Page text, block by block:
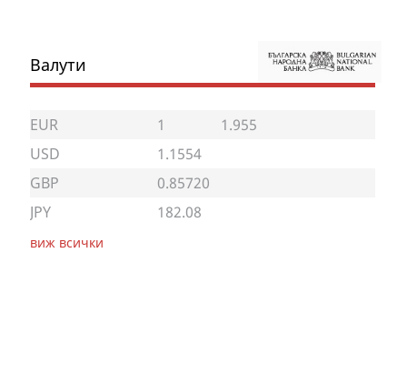
Валути
EUR 1
1.955
USD
1.1554
GBP
0.85720
JPY
182.08
виж всички